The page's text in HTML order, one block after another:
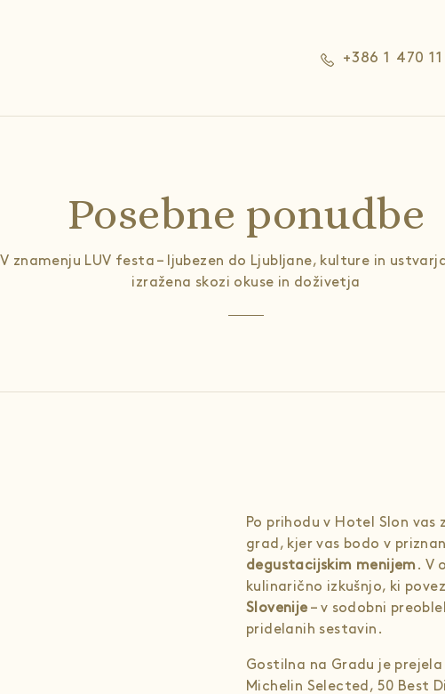
+386 1 470
Posebne ponudbe
V znamenju LUV festa – ljubezen do Ljubljane, kulture in
izražena skozi okuse in doživetja
Po prihodu v Hotel Slon vas
grad, kjer vas bodo v
degustacijskim menijem . V
kulinarično izkušnjo, ki
Slovenije – v sodobni
pridelanih sestavin.
Gostilna na Gradu je
Michelin Selected, 50 Best